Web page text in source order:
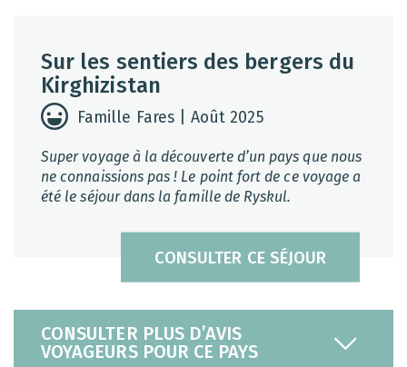
Sur les sentiers des bergers du
Kirghizistan
Famille Fares | Août 2025
CONSULTER CE SÉJOUR
Super voyage à la découverte d’un pays que nous
ne connaissions pas ! Le point fort de ce voyage a
été le séjour dans la famille de Ryskul.
CONSULTER PLUS D’AVIS
VOYAGEURS POUR CE PAYS